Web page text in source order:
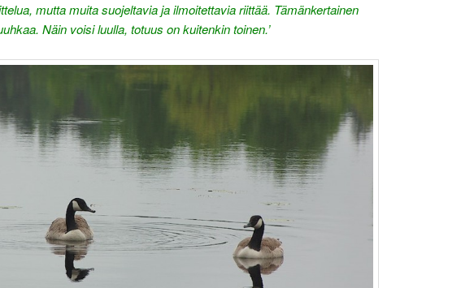
mutta muita suojeltavia ja ilmoitettavia riittää. Tämänkertainen
Näin voisi luulla, totuus on kuitenkin toinen.’